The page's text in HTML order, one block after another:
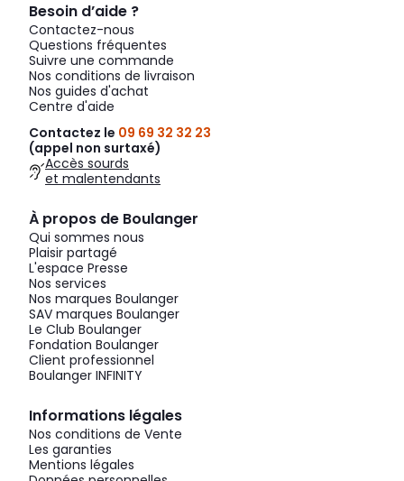
Besoin d’aide ?
Contactez-nous
Questions fréquentes
Suivre une commande
Nos conditions de livraison
Nos guides d'achat
Centre d'aide
Contactez le 09 69 32 32 23
(appel non surtaxé)
Accès sourds
et malentendants
À propos de Boulanger
Qui sommes nous
Plaisir partagé
L'espace Presse
Nos services
Nos marques Boulanger
SAV marques Boulanger
Le Club Boulanger
Fondation Boulanger
Client professionnel
Boulanger INFINITY
Informations légales
Nos conditions de Vente
Les garanties
Mentions légales